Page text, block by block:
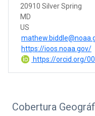
20910 Silver Spring
MD
US
https://ioos.noaa.gov/
https://orcid.org/
Cobertura